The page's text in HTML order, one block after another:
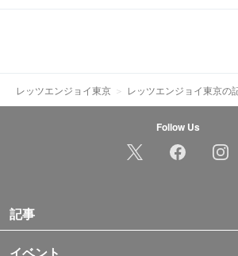
レッツエンジョイ東京 レッツエンジョイ東京の
Follow Us
記事